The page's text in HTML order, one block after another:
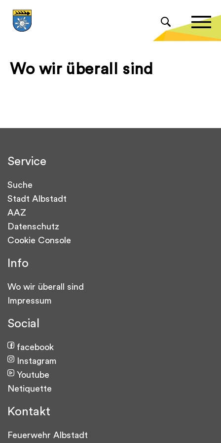
Wo wir überall sind
Service
Suche
Stadt Albstadt
AAZ
Datenschutz
Cookie Console
Info
Wo wir überall sind
Impressum
Social
facebook
Instagram
Youtube
Netiquette
Kontakt
Feuerwehr Albstadt